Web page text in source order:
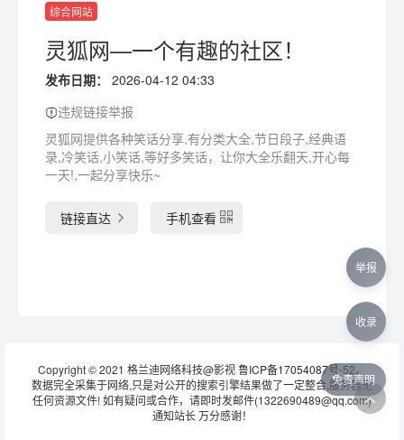
综合网站
灵狐网—一个有趣的社区！
发布日期：
2026-04-12 04:33
违规链接举报
灵狐网提供各种笑话分享,有分类大全,节日段子,经典语
录,冷笑话,小笑话,等好多笑话，让你大全乐翻天,开心每
一天!,一起分享快乐~
链接直达 手机查看
Copyright © 2021 格兰迪网络科技@影视鲁ICP备17054087号-52。
数据完全采集于网络,只是对公开的搜索引擎结果做了一定整合,服务器无
任何资源文件! 如有疑问或合作，请即时发邮件(1322690489@qq.com)
通知站长 万分感谢！
免责声明
举报
收录